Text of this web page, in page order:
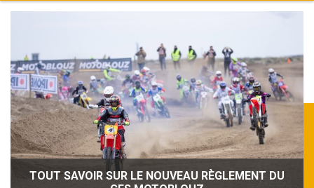
NOUVEAU RECORD D’ENGAGÉS POUR LE CFS
TOUT SAVOIR SUR LE NOUVEAU RÈGLEMENT DU
SÉCURITÉ, CRÉDIBILITÉ, VISIBILITÉ : LE CFS